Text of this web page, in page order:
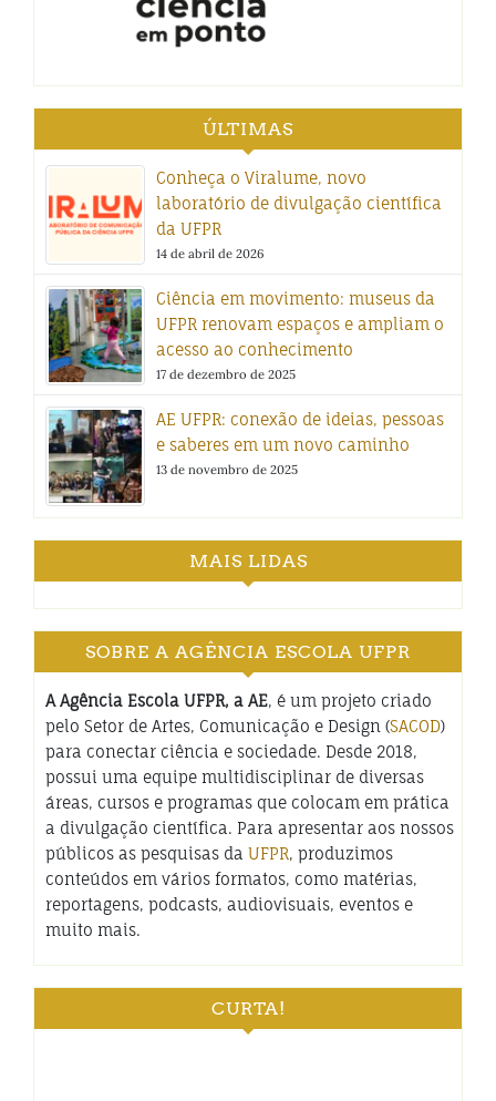
ÚLTIMAS
Conheça o Viralume, novo
laboratório de divulgação científica
da UFPR
14 de abril de 2026
Ciência em movimento: museus da
UFPR renovam espaços e ampliam o
acesso ao conhecimento
17 de dezembro de 2025
AE UFPR: conexão de ideias, pessoas
e saberes em um novo caminho
13 de novembro de 2025
MAIS LIDAS
SOBRE A AGÊNCIA ESCOLA UFPR
A Agência Escola UFPR, a AE, é um projeto criado
pelo Setor de Artes, Comunicação e Design (SACOD)
para conectar ciência e sociedade. Desde 2018,
possui uma equipe multidisciplinar de diversas
áreas, cursos e programas que colocam em prática
a divulgação científica. Para apresentar aos nossos
públicos as pesquisas da UFPR, produzimos
conteúdos em vários formatos, como matérias,
reportagens, podcasts, audiovisuais, eventos e
muito mais.
CURTA!